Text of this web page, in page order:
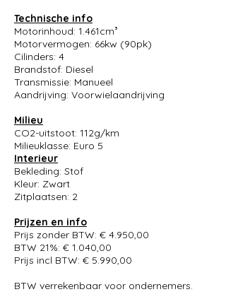
Technische info
Motorinhoud: 1.461cm³
Motorvermogen: 66kw (90pk)
Cilinders: 4
Brandstof: Diesel
Transmissie: Manueel
Aandrijving: Voorwielaandrijving
Milieu
CO2-uitstoot: 112g/km
Milieuklasse: Euro 5
Interieur
Bekleding: Stof
Kleur: Zwart
Zitplaatsen: 2
Prijzen en info
Prijs zonder BTW: € 4.950,00
BTW 21%: € 1.040,00
Prijs incl BTW: € 5.990,00
BTW verrekenbaar voor ondernemers.